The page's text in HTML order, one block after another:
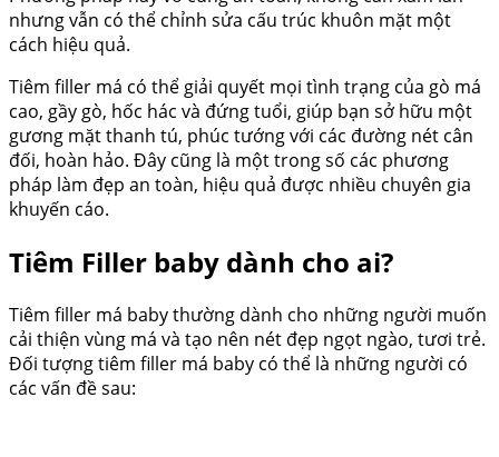
nhưng vẫn có thể chỉnh sửa cấu trúc khuôn mặt một
cách hiệu quả.
Tiêm filler má có thể giải quyết mọi tình trạng của gò má
cao, gầy gò, hốc hác và đứng tuổi, giúp bạn sở hữu một
gương mặt thanh tú, phúc tướng với các đường nét cân
đối, hoàn hảo. Đây cũng là một trong số các phương
pháp làm đẹp an toàn, hiệu quả được nhiều chuyên gia
khuyến cáo.
Tiêm Filler baby dành cho ai?
Tiêm filler má baby thường dành cho những người muốn
cải thiện vùng má và tạo nên nét đẹp ngọt ngào, tươi trẻ.
Đối tượng tiêm filler má baby có thể là những người có
các vấn đề sau: